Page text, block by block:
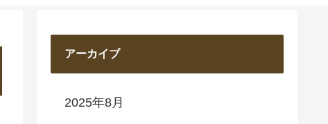
アーカイブ
2025年8月